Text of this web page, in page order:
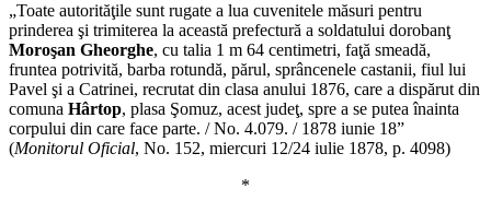
„Toate autorităţile sunt rugate a lua cuvenitele măsuri pentru
prinderea şi trimiterea la această prefectură a soldatului dorobanţ
Moroşan Gheorghe, cu talia 1 m 64 centimetri, faţă smeadă,
fruntea potrivită, barba rotundă, părul, sprâncenele castanii, fiul lui
Pavel şi a Catrinei, recrutat din clasa anului 1876, care a dispărut din
comuna Hârtop, plasa Şomuz, acest judeţ, spre a se putea înainta
corpului din care face parte. / No. 4.079. / 1878 iunie 18”
(Monitorul Oficial, No. 152, miercuri 12/24 iulie 1878, p. 4098)
*